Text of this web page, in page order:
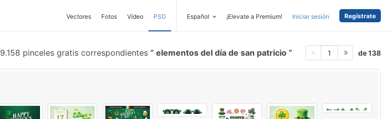
Vectores Fotos Vídeo PSD Español ¡Elevate a Premium! Iniciar sesión Regístrate
9.158 pinceles gratis correspondientes elementos del día de san patricio 1 de 138